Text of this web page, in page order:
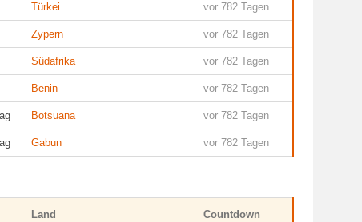
Türkei vor 782 Tagen
Zypern vor 782 Tagen
Südafrika vor 782 Tagen
Benin vor 782 Tagen
Botsuana vor 782 Tagen
Gabun vor 782 Tagen
Land Countdown